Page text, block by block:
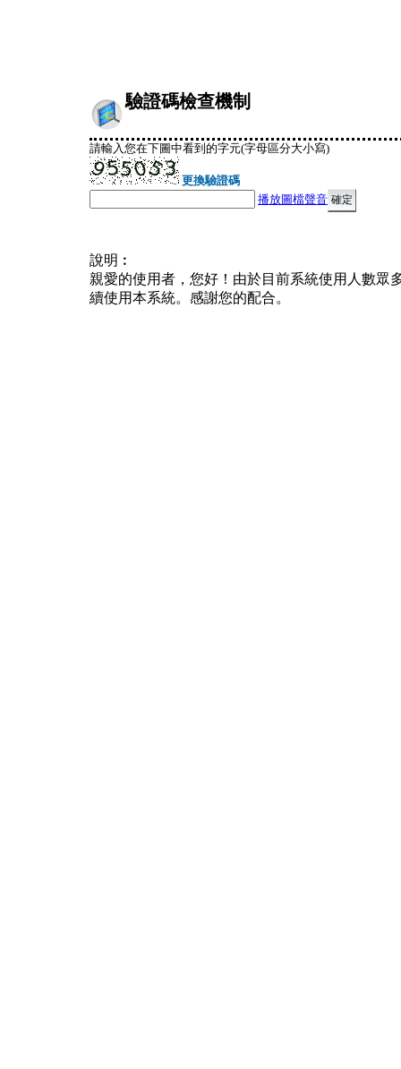
驗證碼檢查機制
請輸入您在下圖中看到的字元(字母區分大小寫)
更換驗證碼
播放圖檔聲音
說明︰
親愛的使用者，您好！由於目前系統使用人數眾
續使用本系統。感謝您的配合。